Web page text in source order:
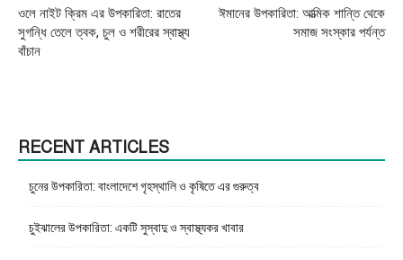
ওলে নাইট ক্রিম এর উপকারিতা: রাতের
সুগন্ধি তেলে ত্বক, চুল ও শরীরের স্বাস্থ্য
বাঁচান
ঈমানের উপকারিতা: আত্মিক শান্তি থেকে
সমাজ সংস্কার পর্যন্ত
RECENT ARTICLES
চুনের উপকারিতা: বাংলাদেশে গৃহস্থালি ও কৃষিতে এর গুরুত্ব
চুইঝালের উপকারিতা: একটি সুস্বাদু ও স্বাস্থ্যকর খাবার